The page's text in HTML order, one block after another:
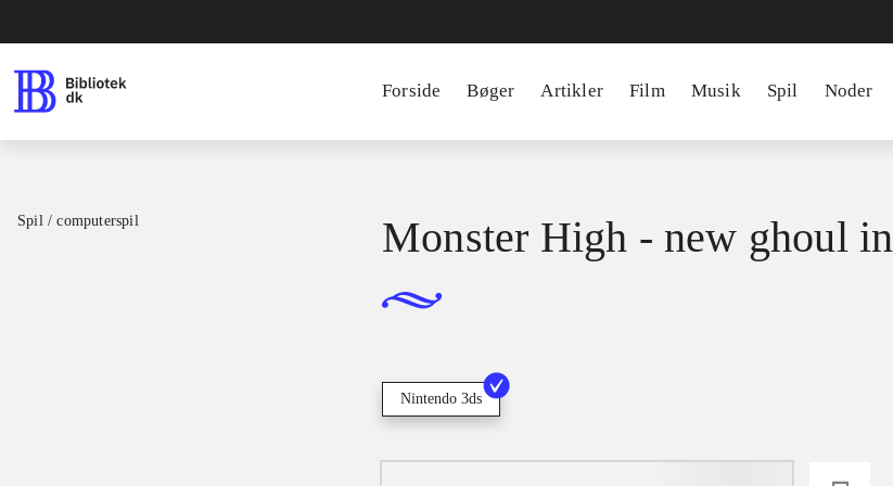
Forside Bøger Artikler Film Musik Spil Noder
Spil / computerspil Monster High - new ghoul
Nintendo 3ds